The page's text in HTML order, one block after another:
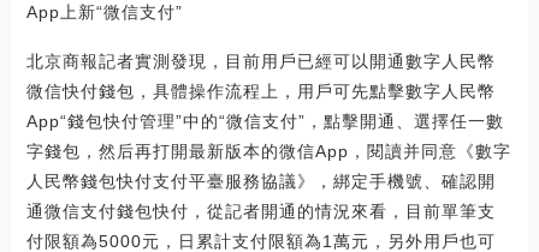
App上新“微信支付”
北京商報記者實測發現，目前用戶已經可以開通數字人民幣
微信快付錢包，具體操作流程上，用戶可先點擊數字人民幣
App“錢包快付管理”中的“微信支付”，點擊開通、選擇任一數
字錢包，然后再打開最新版本的微信App，閱讀并同意《數字
人民幣錢包快付支付平臺服務協議》，綁定手機號、確認開
通微信支付錢包快付，從記者開通的情況來看，目前單筆支
付限額為5000元，日累計支付限額為1萬元，另外用戶也可